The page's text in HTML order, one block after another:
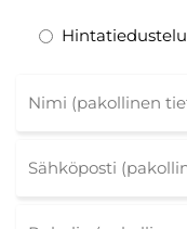
Hintatiedustelu